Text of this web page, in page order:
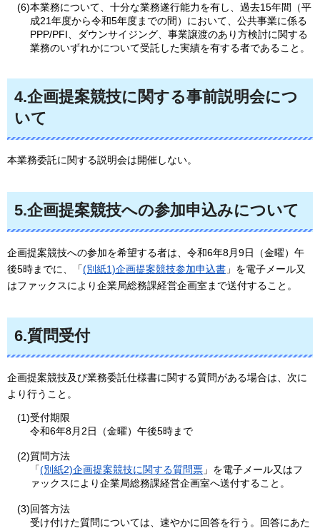
(6)本業務について、十分な業務遂行能力を有し、過去15年間（平
成21年度から令和5年度までの間）において、公共事業に係る
PPP/PFI、ダウンサイジング、事業譲渡のあり方検討に関する
業務のいずれかについて受託した実績を有する者であること。
4.企画提案競技に関する事前説明会につ
いて
本業務委託に関する説明会は開催しない。
5.企画提案競技への参加申込みについて
企画提案競技への参加を希望する者は、令和6年8月9日（金曜）午
後5時までに、「(別紙1)企画提案競技参加申込書 」を電子メール又
はファックスにより企業局総務課経営企画室まで送付すること。
6.質問受付
企画提案競技及び業務委託仕様書に関する質問がある場合は、次に
より行うこと。
(1)受付期限
令和6年8月2日（金曜）午後5時まで
(2)質問方法
「(別紙2)企画提案競技に関する質問票 」を電子メール又はフ
ァックスにより企業局総務課経営企画室へ送付すること。
(3)回答方法
受け付けた質問については、速やかに回答を行う。回答にあた